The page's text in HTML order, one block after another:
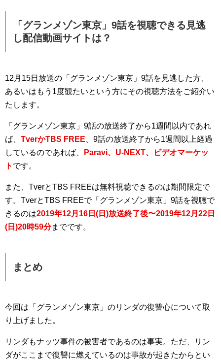
「グランメゾン東京」9話を視聴できる見逃
し配信動画サイトは？
12月15日放送の「グランメゾン東京」9話を見逃した方、
あるいはもう1度観たいという方にその視聴方法をご紹介い
たします。
「グランメゾン東京」9話の放送終了から1週間以内であれ
ば、 TverかTBS FREE、9話の放送終了から1週間以上経過
しているのであれば、
Paravi、U-NEXT、ビデオマーケッ
ト です。
また、TverとTBS FREEは無料視聴できるのは期間限定で
す。TverとTBS FREEで「グランメゾン東京」9話を視聴で
きるのは2019年12月16日(日)放送終了後〜2019年12月22日
(日)20時59分までです。
まとめ
今回は「グランメゾン東京」のリンダの復讐心について取
り上げました。
リンダもナッツ事件の被害者であるのは事実。ただ、リン
ダがここまで復讐に燃えているのは事故が起きたからとい